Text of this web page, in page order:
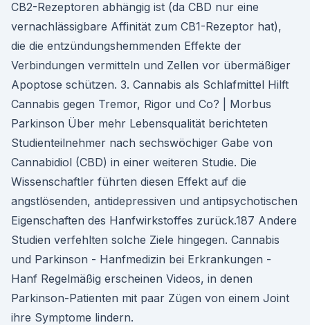
CB2-Rezeptoren abhängig ist (da CBD nur eine
vernachlässigbare Affinität zum CB1-Rezeptor hat),
die die entzündungshemmenden Effekte der
Verbindungen vermitteln und Zellen vor übermäßiger
Apoptose schützen. 3. Cannabis als Schlafmittel Hilft
Cannabis gegen Tremor, Rigor und Co? | Morbus
Parkinson Über mehr Lebensqualität berichteten
Studienteilnehmer nach sechswöchiger Gabe von
Cannabidiol (CBD) in einer weiteren Studie. Die
Wissenschaftler führten diesen Effekt auf die
angstlösenden, antidepressiven und antipsychotischen
Eigenschaften des Hanfwirkstoffes zurück.187 Andere
Studien verfehlten solche Ziele hingegen. Cannabis
und Parkinson - Hanfmedizin bei Erkrankungen -
Hanf Regelmäßig erscheinen Videos, in denen
Parkinson-Patienten mit paar Zügen von einem Joint
ihre Symptome lindern.